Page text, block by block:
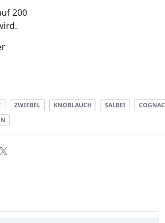
200
ZWIEBEL KNOBLAUCH SALBEI
COGNAC
Bewertung ist 5 von 5 Sternen.